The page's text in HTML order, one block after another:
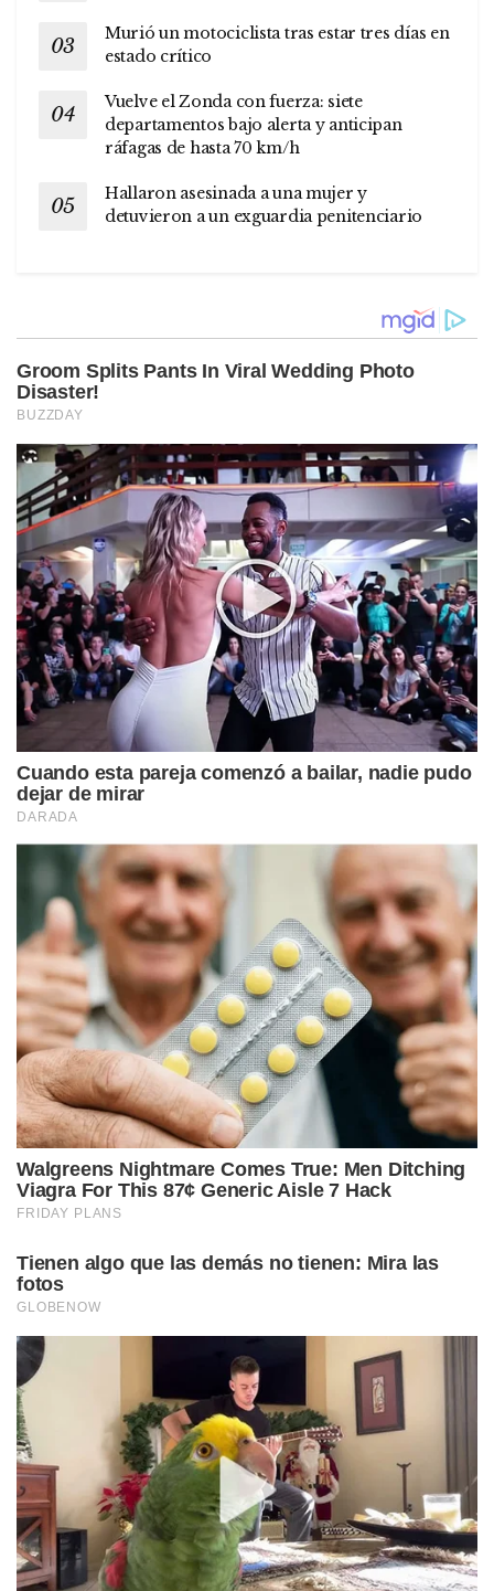
Murió un motociclista tras estar tres días en
estado crítico
Vuelve el Zonda con fuerza: siete
departamentos bajo alerta y anticipan
ráfagas de hasta 70 km/h
Hallaron asesinada a una mujer y
detuvieron a un exguardia penitenciario